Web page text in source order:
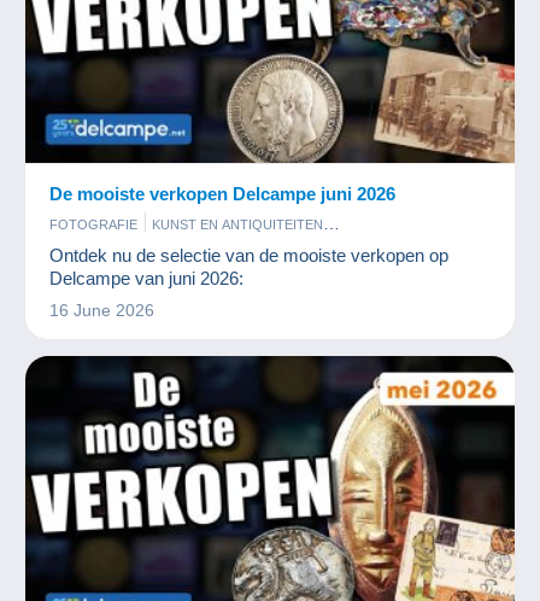
De mooiste verkopen Delcampe juni 2026
FOTOGRAFIE
KUNST EN ANTIQUITEITEN
MUNTEN EN BANKBILJETTEN
OUDE DOCUMENTEN
POSTKAARTEN
POSTZEGELS
Ontdek nu de selectie van de mooiste verkopen op
Delcampe van juni 2026:
16 June 2026